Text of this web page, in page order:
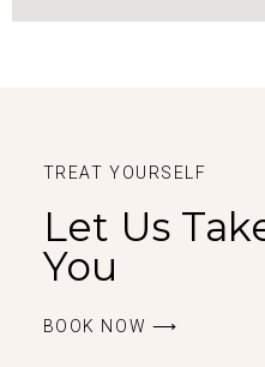
TREAT YOURSELF
Let Us
You
BOOK ΝOW ⟶